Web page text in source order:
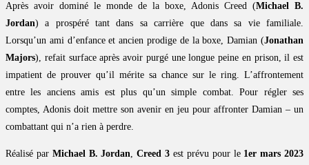
Après avoir dominé le monde de la boxe, Adonis Creed (Michael B.
Jordan) a prospéré tant dans sa carrière que dans sa vie familiale.
Lorsqu’un ami d’enfance et ancien prodige de la boxe, Damian (Jonathan
Majors), refait surface après avoir purgé une longue peine en prison, il est
impatient de prouver qu’il mérite sa chance sur le ring. L’affrontement
entre les anciens amis est plus qu’un simple combat. Pour régler ses
comptes, Adonis doit mettre son avenir en jeu pour affronter Damian – un
combattant qui n’a rien à perdre.
Réalisé par Michael B. Jordan,Creed 3 est prévu pour le 1er mars 2023